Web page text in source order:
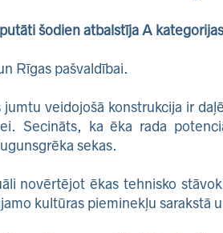
šodien atbalstīja A
Rīgas pašvaldībai.
veidojošā konstrukcija ir
Secināts, ka ēka rada
sekas.
novērtējot ēkas tehnisko
kultūras pieminekļu sarakstā